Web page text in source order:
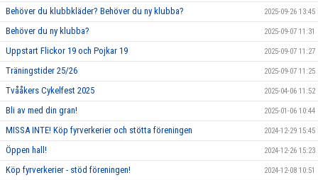
Behöver du klubbkläder? Behöver du ny klubba? 2025-09-26 13:45
Behöver du ny klubba? 2025-09-07 11:31
Uppstart Flickor 19 och Pojkar 19 2025-09-07 11:27
Träningstider 25/26 2025-09-07 11:25
Tvååkers Cykelfest 2025 2025-04-06 11:52
Bli av med din gran! 2025-01-06 10:44
MISSA INTE! Köp fyrverkerier och stötta föreningen 2024-12-29 15:45
Öppen hall! 2024-12-26 15:23
Köp fyrverkerier - stöd föreningen! 2024-12-08 10:51